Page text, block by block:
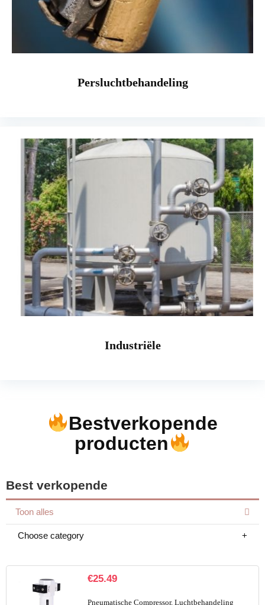
Persluchtbehandeling
Industriële
Bestverkopende
producten
Best verkopende
Toon alles
Choose category
€25.49
Pneumatische Compressor, Luchtbehandeling